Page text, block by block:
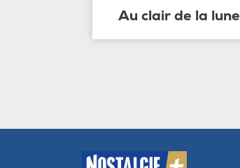
Au clair de la lune